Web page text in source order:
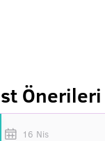
Önerileri
16 Nis